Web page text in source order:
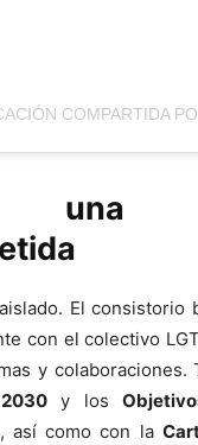
una
El consistorio
con el colectivo
y colaboraciones.
y los
, así como con la